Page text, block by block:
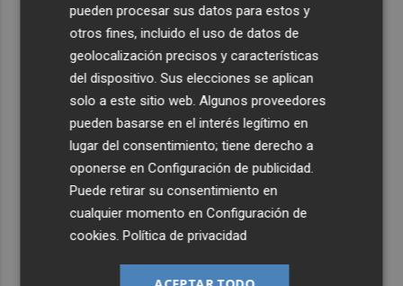
pueden procesar sus datos para estos y
otros fines, incluido el uso de datos de
geolocalización precisos y características
del dispositivo. Sus elecciones se aplican
solo a este sitio web. Algunos proveedores
pueden basarse en el interés legítimo en
lugar del consentimiento; tiene derecho a
oponerse enConfiguración de publicidad.
Puede retirar su consentimiento en
cualquier momento enConfiguración de
cookies.Política de privacidad